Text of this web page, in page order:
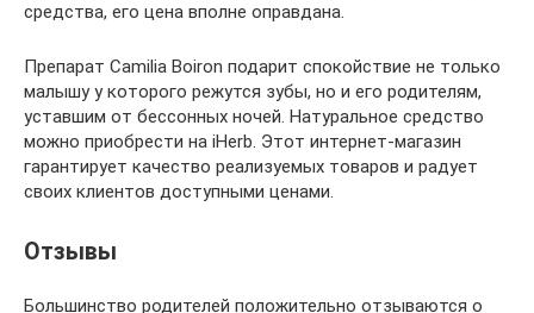
средства, его цена вполне оправдана.
Препарат Camilia Boiron подарит спокойствие не только
малышу у которого режутся зубы, но и его родителям,
уставшим от бессонных ночей. Натуральное средство
можно приобрести на iHerb. Этот интернет-магазин
гарантирует качество реализуемых товаров и радует
своих клиентов доступными ценами.
Отзывы
Большинство родителей положительно отзываются о